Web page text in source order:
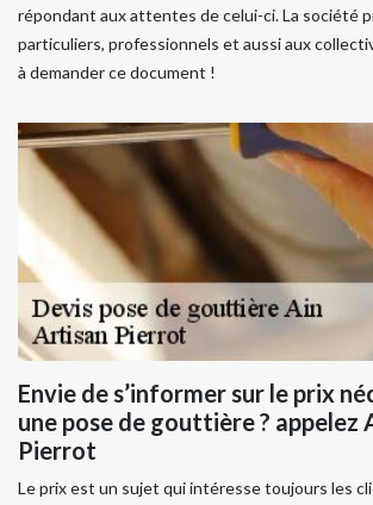
répondant aux attentes de celui-ci. La société
particuliers, professionnels et aussi aux
à demander ce document !
Envie de s’informer sur le prix
une pose de gouttière ? appelez
Pierrot
Le prix est un sujet qui intéresse toujours les